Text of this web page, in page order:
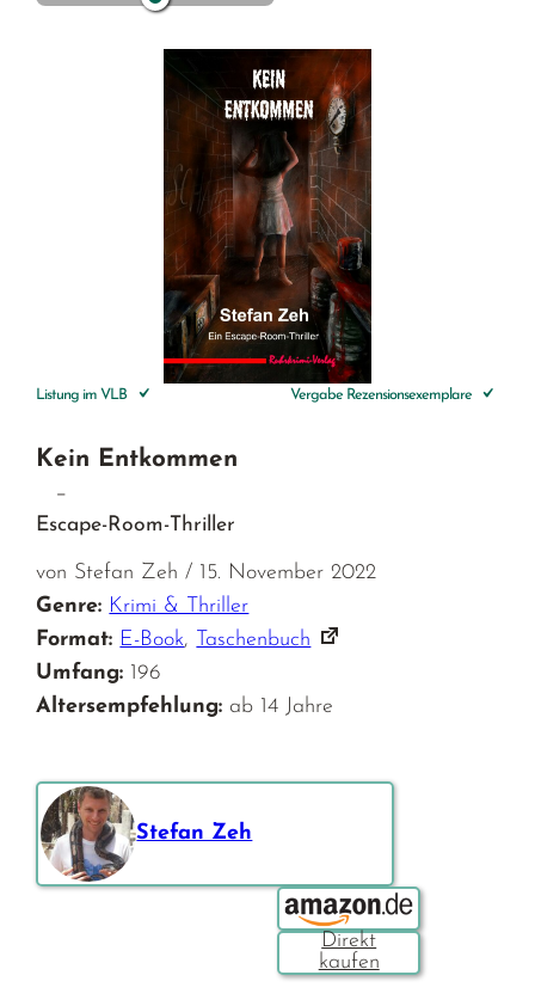
Listung im VLB Vergabe Rezensionsexemplare
Kein Entkommen
–
Escape-Room-Thriller
von Stefan Zeh / 15. November 2022
Genre: Krimi & Thriller
Format: E-Book, Taschenbuch
Umfang: 196
Altersempfehlung: ab 14 Jahre
Stefan Zeh
Bestellen über: